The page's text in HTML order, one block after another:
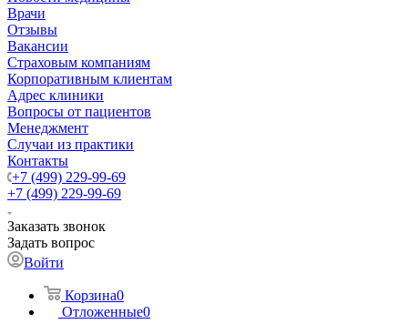
Врачи
Отзывы
Вакансии
Страховым компаниям
Корпоративным клиентам
Адрес клиники
Вопросы от пациентов
Менеджмент
Случаи из практики
Контакты
+7 (499) 229-99-69
+7 (499) 229-99-69
Заказать звонок
Задать вопрос
Войти
Корзина0
Отложенные0